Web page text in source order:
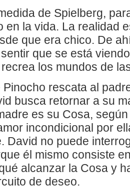
de Spielberg,
en la vida. La realidad
que era chico. De
que se está
los mundos de
Pinocho rescata al
busca retornar a su
es su Cosa,
incondicional por
David no puede
él mismo consiste
alcanzar la Cosa y
de deseo.